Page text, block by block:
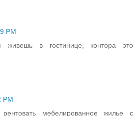
PM
живешь в гостинице, контора это
PM
рентовать мебелированное жилье с